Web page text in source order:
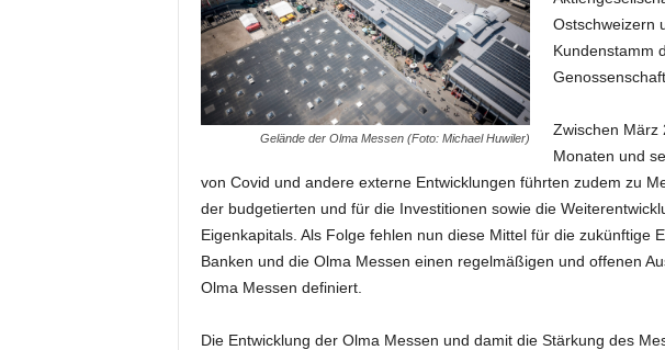
Gelände der Olma Messen (Foto: Michael Huwiler)
Ostschweizern
Kundenstamm
Zwischen März
Monaten und
von Covid und andere externe Entwicklungen führten zudem zu
der budgetierten und für die Investitionen sowie die
Eigenkapitals. Als Folge fehlen nun diese Mittel für die zukünftige
Banken und die Olma Messen einen regelmäßigen und offenen
Olma Messen definiert.
Die Entwicklung der Olma Messen und damit die Stärkung des